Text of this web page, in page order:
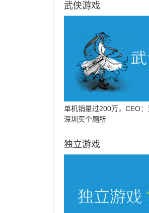
武侠游戏
单机销量过200万，CEO
深圳买个厕所
独立游戏